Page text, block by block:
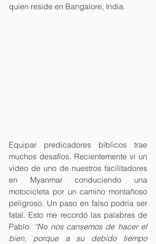
quien reside en Bangalore, India.
Equipar predicadores bíblicos trae
muchos desafíos. Recientemente vi un
video de uno de nuestros facilitadores
en Myanmar conduciendo una
motocicleta por un camino montañoso
peligroso. Un paso en falso podría ser
fatal. Esto me recordó las palabras de
Pablo: “No nos cansemos de hacer el
bien, porque a su debido tiempo